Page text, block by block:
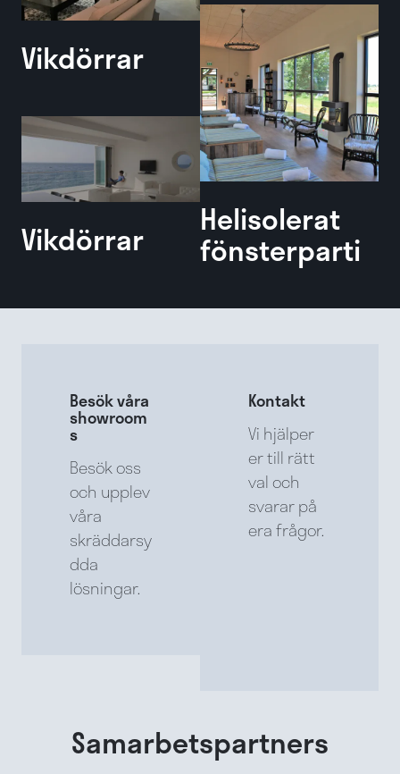
Vikdörrar
Vikdörrar Helisolerat
fönsterparti
Besök våra
showroom
s
Besök oss
och upplev
våra
skräddarsy
dda
lösningar.
Kontakt
Vi hjälper
er till rätt
val och
svarar på
era frågor.
Samarbetspartners